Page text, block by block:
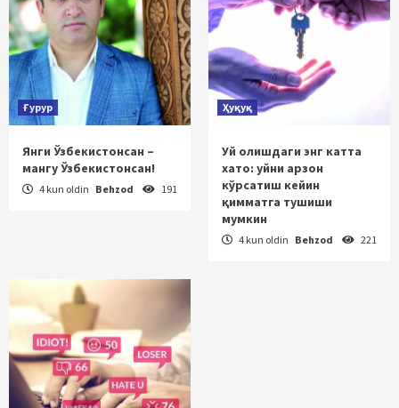
Ғурур
Янги Ўзбекистонсан –
мангу Ўзбекистонсан!
4 kun oldin Behzod 191
Ҳуқуқ
Уй олишдаги энг катта
хато: уйни арзон
кўрсатиш кейин
қимматга тушиши
мумкин
4 kun oldin Behzod 221